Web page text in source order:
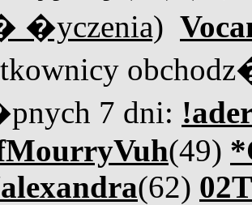
�yczenia)
7 dni:
(49)
(62)